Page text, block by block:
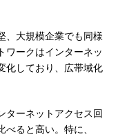
、大規模企業でも同様
ワークはインターネッ
化しており、広帯域化
ーネットアクセス回
ると高い。特に、